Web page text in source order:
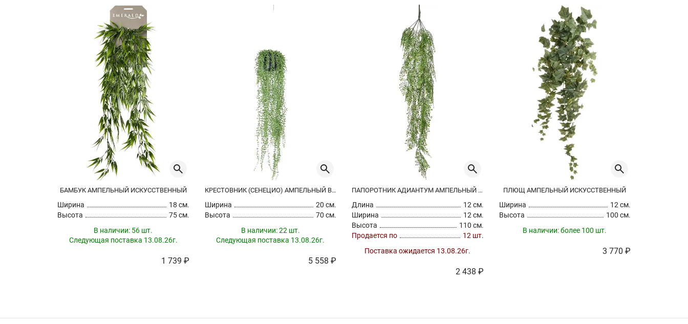
БАМБУК АМПЕЛЬНЫЙ ИСКУССТВЕННЫЙ
Ширина
18 см.
Высота
75 см.
В наличии: 56 шт.
Следующая поставка 13.08.26г.
1 739 ₽
КРЕСТОВНИК (СЕНЕЦИО) АМПЕЛЬНЫЙ В ПОДВЕСНОМ ГОРШКЕ ИСКУССТВЕННЫЙ
Ширина
20 см.
Высота
70 см.
В наличии:22 шт.
Следующая поставка 13.08.26г.
5 558 ₽
ПАПОРОТНИК АДИАНТУМ АМПЕЛЬНЫЙ ИСКУССТВЕННЫЙ
Длина
12 см.
Ширина
12 см.
Высота
110 см.
Продается по
12 шт.
Поставка ожидается 13.08.26г.
2 438 ₽
ПЛЮЩ АМПЕЛЬНЫЙ ИСКУССТВЕННЫЙ
Ширина
12 см.
Высота
100 см.
В наличии:более 100 шт.
3 770 ₽